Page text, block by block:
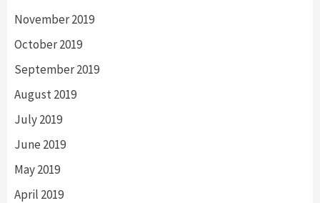
November 2019
October 2019
September 2019
August 2019
July 2019
June 2019
May 2019
April 2019